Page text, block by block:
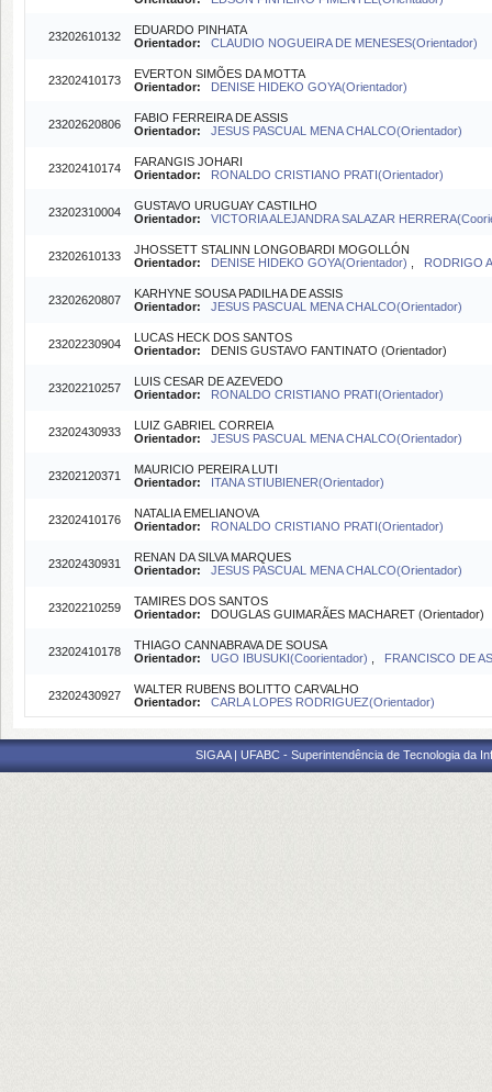
23202610132
EDUARDO PINHATA
Orientador:
CLAUDIO NOGUEIRA DE MENESES(Orientador)
23202410173
EVERTON SIMÕES DA MOTTA
Orientador:
DENISE HIDEKO GOYA(Orientador)
23202620806
FABIO FERREIRA DE ASSIS
Orientador:
JESUS PASCUAL MENA CHALCO(Orientador)
23202410174
FARANGIS JOHARI
Orientador:
RONALDO CRISTIANO PRATI(Orientador)
23202310004
GUSTAVO URUGUAY CASTILHO
Orientador:
VICTORIA ALEJANDRA SALAZAR
23202610133
JHOSSETT STALINN LONGOBARDI MOGOLLÓN
Orientador:
DENISE HIDEKO GOYA(Orientador) RODRIGO
23202620807
KARHYNE SOUSA PADILHA DE ASSIS
Orientador:
JESUS PASCUAL MENA CHALCO(Orientador)
23202230904
LUCAS HECK DOS SANTOS
Orientador: DENIS GUSTAVO FANTINATO (Orientador)
23202210257
LUIS CESAR DE AZEVEDO
Orientador:
RONALDO CRISTIANO PRATI(Orientador)
23202430933
LUIZ GABRIEL CORREIA
Orientador:
JESUS PASCUAL MENA CHALCO(Orientador)
23202120371
MAURICIO PEREIRA LUTI
Orientador:
ITANA STIUBIENER(Orientador)
23202410176
NATALIA EMELIANOVA
Orientador:
RONALDO CRISTIANO PRATI(Orientador)
23202430931
RENAN DA SILVA MARQUES
Orientador:
JESUS PASCUAL MENA CHALCO(Orientador)
23202210259
TAMIRES DOS SANTOS
Orientador: DOUGLAS GUIMARÃES MACHARET (Orientador)
23202410178
THIAGO CANNABRAVA DE SOUSA
Orientador:
UGO IBUSUKI(Coorientador) FRANCISCO DE
23202430927
WALTER RUBENS BOLITTO CARVALHO
Orientador:
CARLA LOPES RODRIGUEZ(Orientador)
SIGAA | UFABC - Superintendência de Tecnologia da